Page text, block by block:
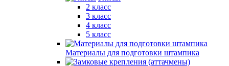
2 класс
3 класс
4 класс
5 класс
Материалы для подготовки штампика